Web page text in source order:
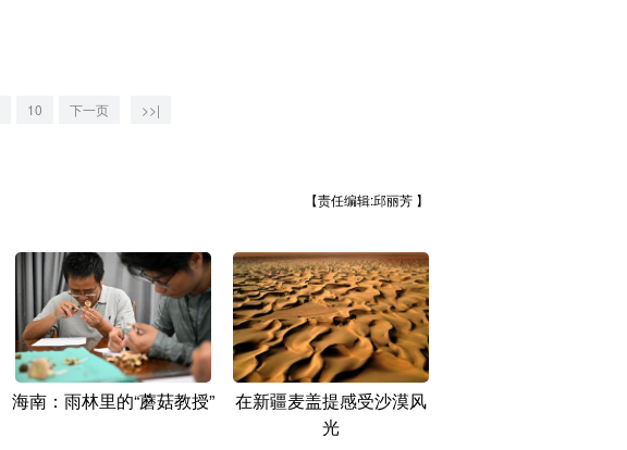
10 下一页 >>|
【责任编辑:邱丽芳 】
海南：雨林里的“蘑菇教授”
在新疆麦盖提感受沙漠风
光